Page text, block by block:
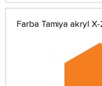
Farba Tamiya akryl